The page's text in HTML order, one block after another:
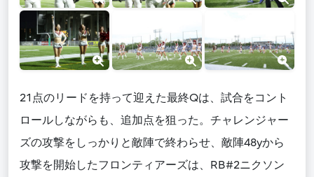
21点のリードを持って迎えた最終Qは、試合をコント
ロールしながらも、追加点を狙った。チャレンジャー
ズの攻撃をしっかりと敵陣で終わらせ、敵陣48yから
攻撃を開始したフロンティアーズは、RB#2ニクソン